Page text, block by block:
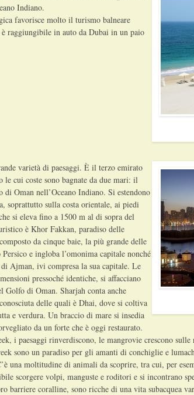
Indiano.
favorisce molto il turismo balneare
raggiungibile in auto da Dubai in un paio
varietà di paesaggi. È il terzo emirato
le cui coste sono bagnate da due mari: il
Oman nell’Oceano Indiano. Si estendono
soprattutto sulla costa orientale, ai piedi
si eleva fino a 1500 m al di sopra del
è Khor Fakkan, paradiso delle
da cinque baie, la più grande delle
e ingloba l’omonima capitale nonché
Ajman, ivi compresa la sua capitale. Le
pressoché identiche, si affacciano
Golfo di Oman. Sharjah conta anche
delle quali è Dhai, dove si coltiva
e verdura. Un braccio di mare si insedia
da un forte che è oggi restaurato.
i paesaggi rinverdiscono, le mangrovie crescono
sono un paradiso per gli amanti di conchiglie e
una moltitudine di animali da scoprire, tra cui, per
scorgere volpi, manguste e roditori e si incontrano
barriere coralline, sono ricche di una vita subacquea